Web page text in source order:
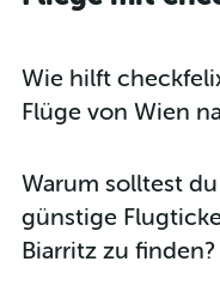
Wie hilft
Flüge von Wien
Warum solltest
günstige
Biarritz zu finden?